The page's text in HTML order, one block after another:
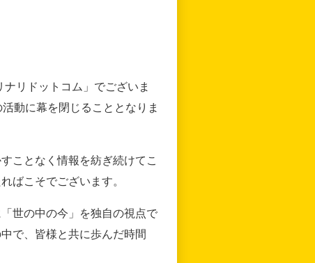
リドットコム」でございま
動に幕を閉じることとなりま
ことなく情報を紡ぎ続けてこ
ばこそでございます。
世の中の今」を独自の視点で
で、皆様と共に歩んだ時間